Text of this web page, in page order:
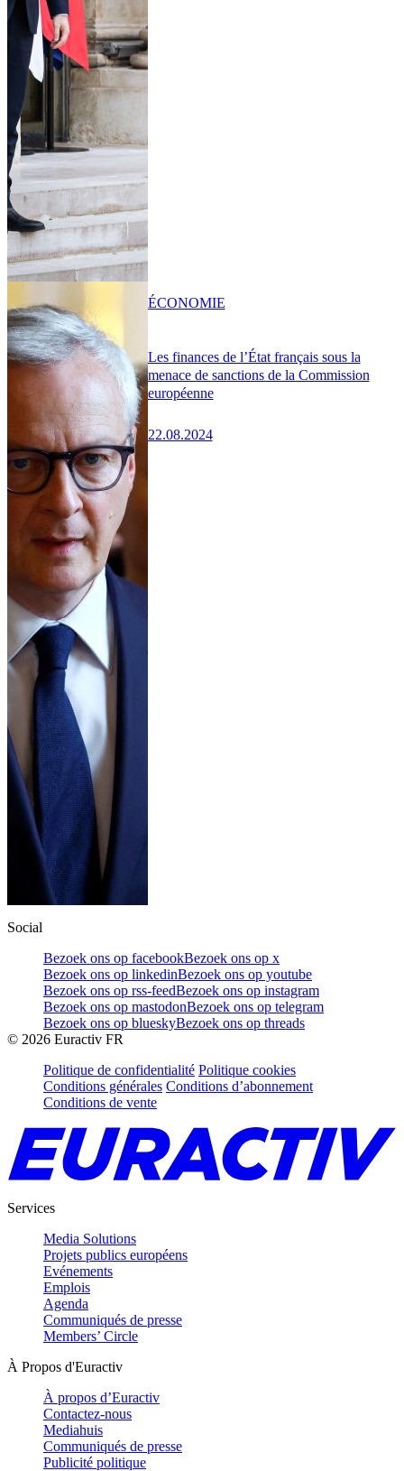
Les finances de l’État français sous la
menace de sanctions de la Commission
européenne
22.08.2024
ÉCONOMIE
Social
Bezoek ons op facebookBezoek ons op x
Bezoek ons op linkedinBezoek ons op youtube
Bezoek ons op rss-feedBezoek ons op instagram
Bezoek ons op mastodonBezoek ons op telegram
Bezoek ons op blueskyBezoek ons op threads
© 2026 Euractiv FR
Politique de confidentialité Politique cookies
Conditions générales Conditions d’abonnement
Conditions de vente
Services
Media Solutions
Projets publics européens
Evénements
Emplois
Agenda
Communiqués de presse
Members’ Circle
À Propos d'Euractiv
À propos d’Euractiv
Contactez-nous
Mediahuis
Communiqués de presse
Publicité politique